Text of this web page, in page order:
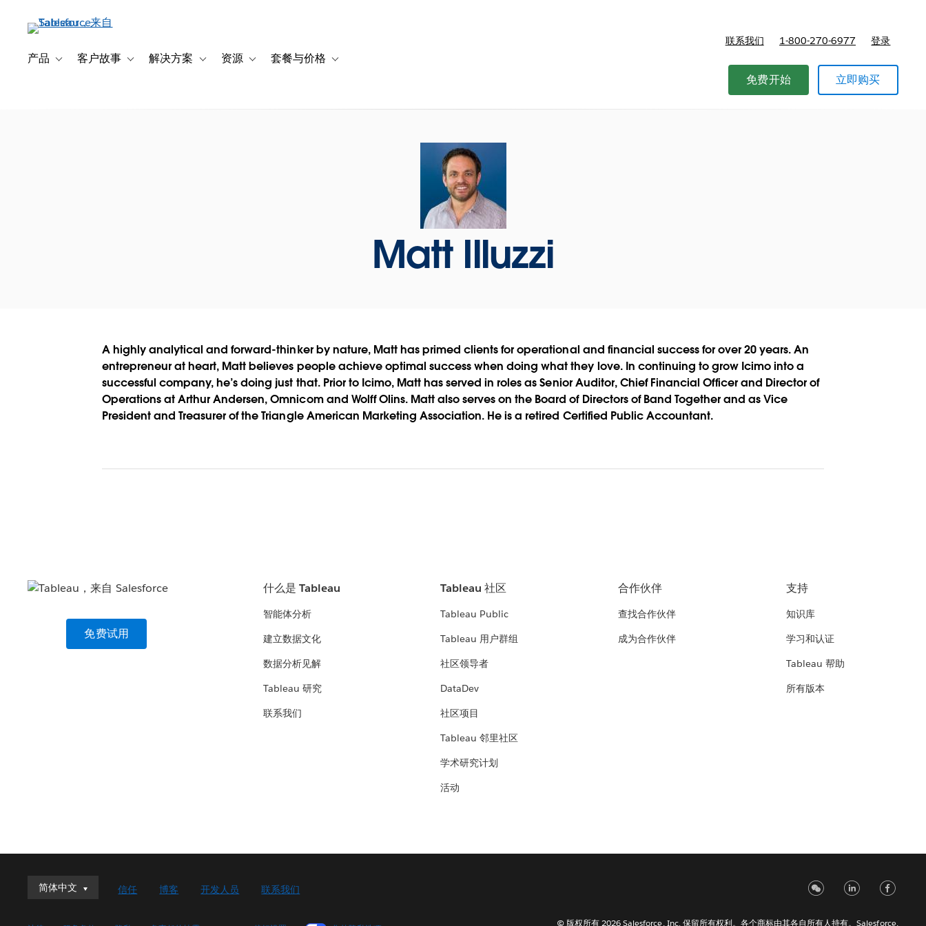
产品 Toggle sub-navigation for 产品
客户故事 Toggle sub-navigation for 客户故事
解决方案 Toggle sub-navigation for 解决方案
资源 Toggle sub-navigation for 资源
套餐与价格 Toggle sub-navigation for 套餐与价格
联系我们 1-800-270-6977 登录
免费开始 立即购买
Matt Illuzzi
A highly analytical and forward-thinker by nature, Matt has primed clients for operational and financial success for over 20 years. An
entrepreneur at heart, Matt believes people achieve optimal success when doing what they love. In continuing to grow Icimo into a
successful company, he’s doing just that. Prior to Icimo, Matt has served in roles as Senior Auditor, Chief Financial Officer and Director of
Operations at Arthur Andersen, Omnicom and Wolff Olins. Matt also serves on the Board of Directors of Band Together and as Vice
President and Treasurer of the Triangle American Marketing Association. He is a retired Certified Public Accountant.
免费试用
什么是 Tableau
智能体分析
建立数据文化
数据分析见解
Tableau 研究
联系我们
Tableau 社区
Tableau Public
Tableau 用户群组
社区领导者
DataDev
社区项目
Tableau 邻里社区
学术研究计划
活动
合作伙伴
查找合作伙伴
成为合作伙伴
支持
知识库
学习和认证
Tableau 帮助
所有版本
简体中文
简体中文
信任 博客 开发人员 联系我们
© 版权所有 2026 Salesforce, Inc. 保留所有权利。各个商标由其各自所有人持有。Salesforce,